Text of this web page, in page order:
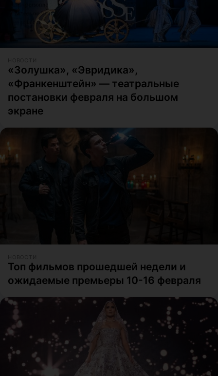
«Золушка», «Эвридика»,
«Франкенштейн» — театральные
постановки февраля на большом
экране
Топ фильмов прошедшей недели и
ожидаемые премьеры 10-16 февраля